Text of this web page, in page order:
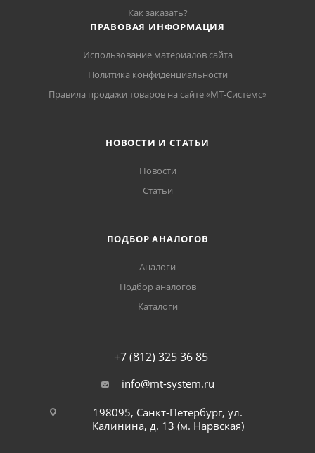
Как заказать?
ПРАВОВАЯ ИНФОРМАЦИЯ
Использование материалов сайта
Политика конфиденциальности
Правила продажи товаров на сайте «МТ-Системс»
НОВОСТИ И СТАТЬИ
Новости
Статьи
ПОДБОР АНАЛОГОВ
Аналоги
Подбор аналогов
Каталоги
+7 (812) 325 36 85
info@mt-system.ru
198095, Санкт-Петербург, ул.
Калинина, д. 13 (м. Нарвская)